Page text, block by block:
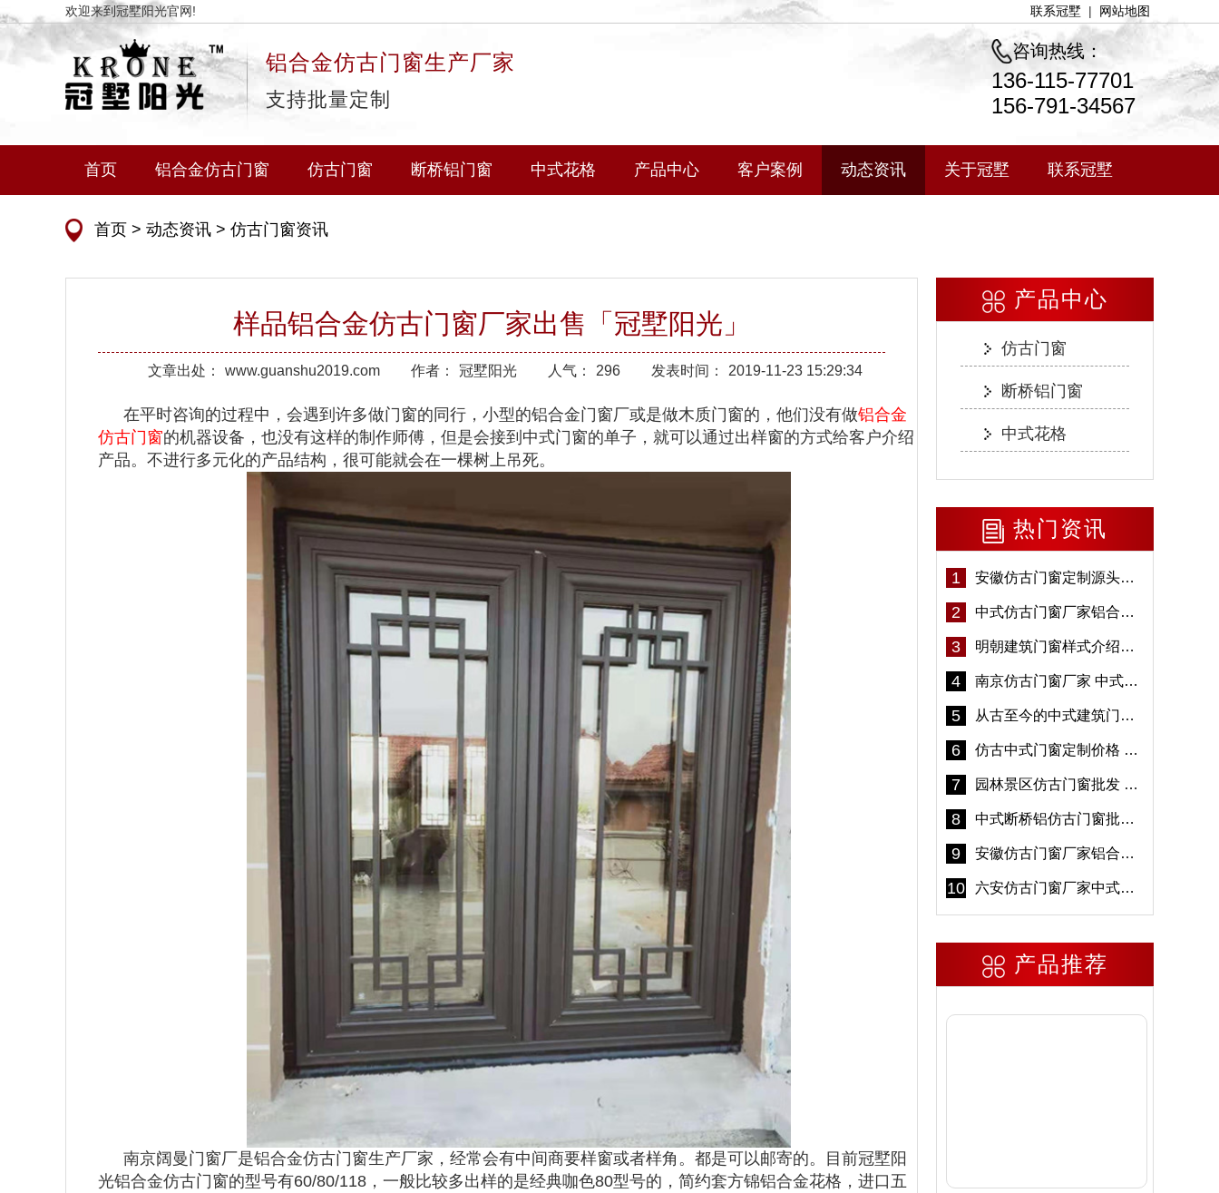
欢迎来到冠墅阳光官网! 联系冠墅 | 网站地图
铝合金仿古门窗生产厂家
支持批量定制
咨询热线：
136-115-77701
156-791-34567
首页 铝合金仿古门窗 仿古门窗 断桥铝门窗 中式花格 产品中心 客户案例 动态资讯 关于冠墅 联系冠墅
首页 > 动态资讯 > 仿古门窗资讯
样品铝合金仿古门窗厂家出售「冠墅阳光」
文章出处： www.guanshu2019.com 作者： 冠墅阳光 人气： 296 发表时间： 2019-11-23 15:29:34
在平时咨询的过程中，会遇到许多做门窗的同行，小型的铝合金门窗厂或是做木质门窗的，他们没有做铝合金
仿古门窗的机器设备，也没有这样的制作师傅，但是会接到中式门窗的单子，就可以通过出样窗的方式给客户介绍
产品。不进行多元化的产品结构，很可能就会在一棵树上吊死。
南京阔曼门窗厂是铝合金仿古门窗生产厂家，经常会有中间商要样窗或者样角。都是可以邮寄的。目前冠墅阳
光铝合金仿古门窗的型号有60/80/118，一般比较多出样的是经典咖色80型号的，简约套方锦铝合金花格，进口五
产品中心
仿古门窗
断桥铝门窗
中式花格
热门资讯
1 安徽仿古门窗定制源头厂家 好打理免维护-冠墅阳光
2 中式仿古门窗厂家铝合金仿古门窗定制 5年质保
3 明朝建筑门窗样式介绍——冠墅阳光
4 南京仿古门窗厂家 中式仿古门窗定制 节能防水
5 从古至今的中式建筑门窗到底有多美「冠墅阳光」
6 仿古中式门窗定制价格 铝合金仿古门窗报价
7 园林景区仿古门窗批发 铝合金仿古门窗采购-冠墅阳光
8 中式断桥铝仿古门窗批发 冠墅阳光仿古门窗 6000平米实体工厂
9 安徽仿古门窗厂家铝合金仿古门窗批发 免费设计出货快
10 六安仿古门窗厂家中式仿古门窗制作 6000平米源头厂家
产品推荐